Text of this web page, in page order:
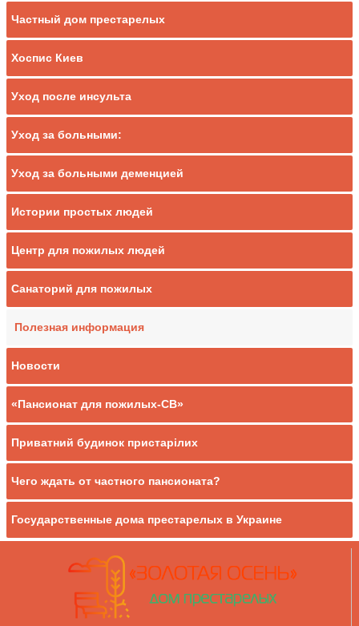
Частный дом престарелых
Хоспис Киев
Уход после инсульта
Уход за больными:
Уход за больными деменцией
Истории простых людей
Центр для пожилых людей
Санаторий для пожилых
Полезная информация
Новости
«Пансионат для пожилых-СВ»
Приватний будинок пристарілих
Чего ждать от частного пансионата?
Государственные дома престарелых в Украине